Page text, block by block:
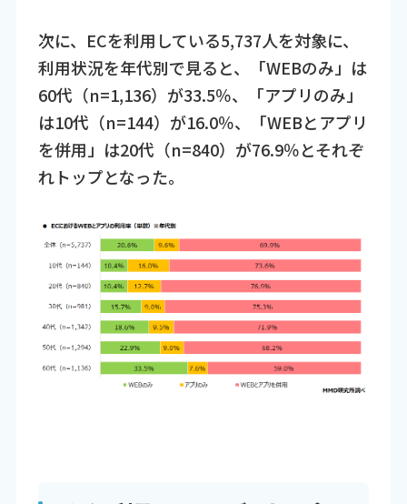
次に、ECを利用している5,737人を対象に、
利用状況を年代別で見ると、「WEBのみ」は
60代（n=1,136）が33.5％、「アプリのみ」
は10代（n=144）が16.0％、「WEBとアプリ
を併用」は20代（n=840）が76.9％とそれぞ
れトップとなった。